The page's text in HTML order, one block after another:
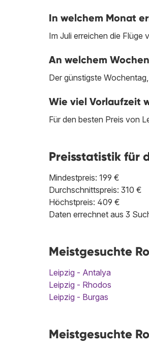
In welchem Monat
Im Juli erreichen die Flüge
An welchem
Der günstigste
Wie viel Vorlaufzeit
Für den besten Preis von
Preisstatistik für
Mindestpreis: 199 €
Durchschnittspreis: 310 €
Höchstpreis: 409 €
Daten errechnet aus 3
Meistgesuchte
Leipzig - Antalya
Leipzig - Rhodos
Leipzig - Burgas
Meistgesuchte